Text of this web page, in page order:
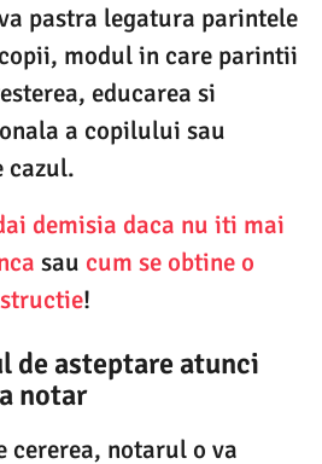
pastra legatura parintele
modul in care parintii
educarea si
a copilului sau
cazul.
demisia daca nu iti mai
sau cum se obtine o
!
de asteptare atunci
notar
cererea, notarul o va